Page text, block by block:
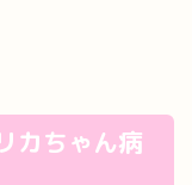
カちゃん病